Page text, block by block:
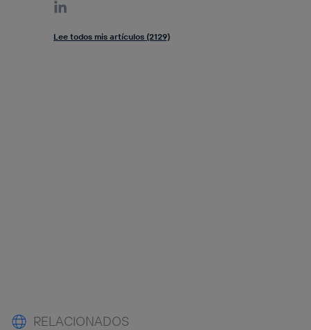
Lee todos mis artículos (2129)
RELACIONADOS